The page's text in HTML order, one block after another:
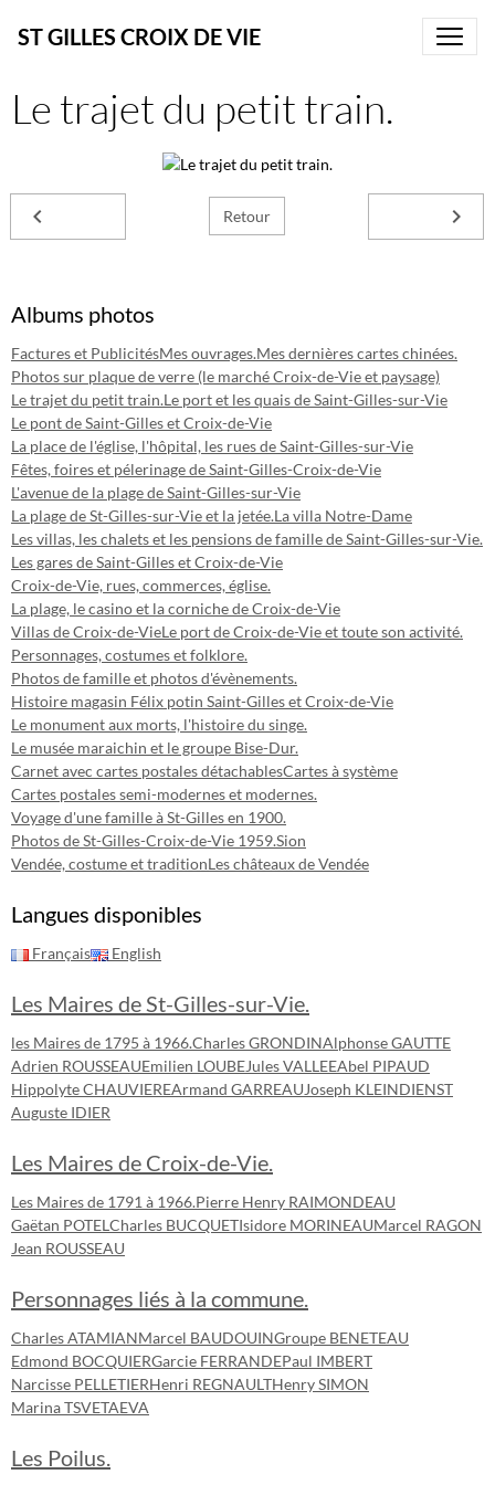
ST GILLES CROIX DE VIE
Le trajet du petit train.
Retour
Albums photos
Factures et PublicitésMes ouvrages.Mes dernières cartes chinées.
Photos sur plaque de verre (le marché Croix-de-Vie et paysage)
Le trajet du petit train.Le port et les quais de Saint-Gilles-sur-Vie
Le pont de Saint-Gilles et Croix-de-Vie
La place de l'église, l'hôpital, les rues de Saint-Gilles-sur-Vie
Fêtes, foires et pélerinage de Saint-Gilles-Croix-de-Vie
L'avenue de la plage de Saint-Gilles-sur-Vie
La plage de St-Gilles-sur-Vie et la jetée.La villa Notre-Dame
Les villas, les chalets et les pensions de famille de Saint-Gilles-sur-Vie.
Les gares de Saint-Gilles et Croix-de-Vie
Croix-de-Vie, rues, commerces, église.
La plage, le casino et la corniche de Croix-de-Vie
Villas de Croix-de-VieLe port de Croix-de-Vie et toute son activité.
Personnages, costumes et folklore.
Photos de famille et photos d'évènements.
Histoire magasin Félix potin Saint-Gilles et Croix-de-Vie
Le monument aux morts, l'histoire du singe.
Le musée maraichin et le groupe Bise-Dur.
Carnet avec cartes postales détachablesCartes à système
Cartes postales semi-modernes et modernes.
Voyage d'une famille à St-Gilles en 1900.
Photos de St-Gilles-Croix-de-Vie 1959.Sion
Vendée, costume et traditionLes châteaux de Vendée
Langues disponibles
Français English
Les Maires de St-Gilles-sur-Vie.
les Maires de 1795 à 1966.Charles GRONDINAlphonse GAUTTE
Adrien ROUSSEAUEmilien LOUBEJules VALLEEAbel PIPAUD
Hippolyte CHAUVIEREArmand GARREAUJoseph KLEINDIENST
Auguste IDIER
Les Maires de Croix-de-Vie.
Les Maires de 1791 à 1966.Pierre Henry RAIMONDEAU
Gaëtan POTEL Charles BUCQUETIsidore MORINEAUMarcel RAGON
Jean ROUSSEAU
Personnages liés à la commune.
Charles ATAMIANMarcel BAUDOUINGroupe BENETEAU
Edmond BOCQUIERGarcie FERRANDEPaul IMBERT
Narcisse PELLETIERHenri REGNAULTHenry SIMON
Marina TSVETAEVA
Les Poilus.